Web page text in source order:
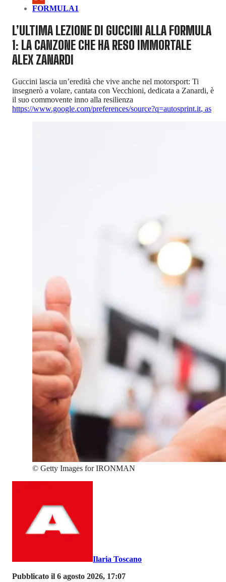
FORMULA1
L’ULTIMA LEZIONE DI GUCCINI ALLA FORMULA
1: LA CANZONE CHE HA RESO IMMORTALE
ALEX ZANARDI
Guccini lascia un’eredità che vive anche nel motorsport: Ti
insegnerò a volare, cantata con Vecchioni, dedicata a Zanardi, è
il suo commovente inno alla resilienza
https://www.google.com/preferences/source?q=autosprint.it, as
© Getty Images for IRONMAN
Ilaria Toscano
Pubblicato il 6 agosto 2026, 17:07